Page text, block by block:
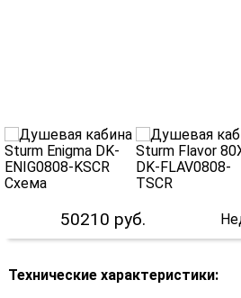
50210 руб.
Технические характеристики: